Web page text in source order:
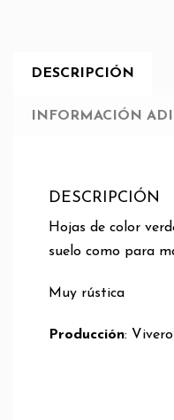
DESCRIPCIÓN
INFORMACIÓN
DESCRIPCIÓN
Hojas de color
suelo como para
Muy rústica
Producción: